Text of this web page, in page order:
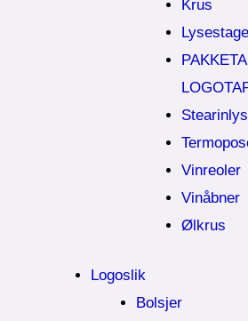
Krus
Stearinlys
Vinreoler
Vinåbner
Ølkrus
Logoslik
Bolsjer